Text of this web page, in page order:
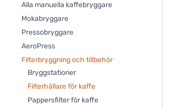
Alla manuella kaffebryggare
Mokabryggare
Pressobryggare
AeroPress
Filterbryggning och tillbehör
Bryggstationer
Filterhållare för kaffe
Pappersfilter för kaffe